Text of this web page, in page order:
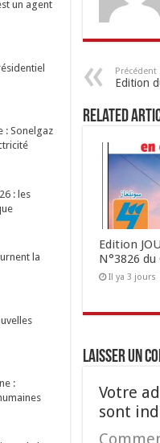
Précédent
Edition
Related
Edition
N°3826
Il ya 3 jours
Laisser un
Votre
sont
un agent
: Sonelgaz
: les
la
: